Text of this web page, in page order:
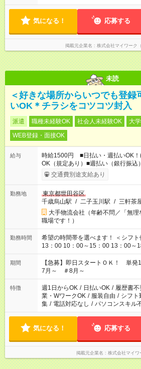
気になる！ 応募する
掲載元企業名 株式会社マイワーク（
未読
＜好きな場所からいつでも登録
いOK＊チラシをコツコツ封入
派遣 職種未経験OK 社会人未経験OK 大
WEB登録・面接OK
給与
時給1500円 ■日払い・週払いOK
OK（規定あり）■週払い（銀行振込
交通費別途支給あり
勤務地
東京都世田谷区
千歳烏山駅 / 二子玉川駅 / 三軒茶
大手物流会社（年齢不問／「無
職場です！）
勤務時間
希望の時間帯を選べます！ ＜シフ
13：00 10：00～15：00 13：00～
シフト例：8時間～＞ ・10：00～
22：00～翌6：00 など！是非ご希
期間
【急募】即日スタートＯＫ！ 単
7月～ ＃8月～
特徴 週1日からOK / 日払いOK / 履歴書不
業・WワークOK / 服装自由 / シフト
集 / 電話対応なし / パソコンスキル
気になる！ 応募する
掲載元企業名 株式会社マイワ